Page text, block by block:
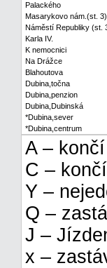
Palackého
Masarykovo nám.(st. 3)
Náměstí Republiky (st.
Karla IV.
K nemocnici
Na Drážce
Blahoutova
Dubina,točna
Dubina,penzion
Dubina,Dubinská
*Dubina,sever
*Dubina,centrum
A –
C –
Y –
Q –
J –
x –